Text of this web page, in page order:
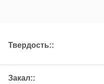
Твердость::
Закал::